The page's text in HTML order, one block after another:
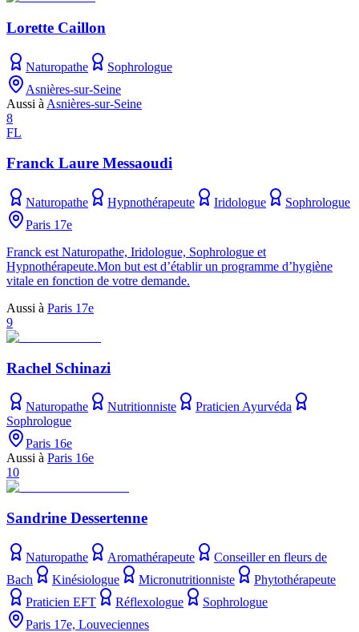
Lorette Caillon
Naturopathe
Sophrologue
Asnières-sur-Seine
Aussi à Asnières-sur-Seine
8
FL
Franck Laure Messaoudi
Naturopathe Hypnothérapeute Iridologue
Sophrologue
Paris 17e
Franck est Naturopathe, Iridologue, Sophrologue et
Hypnothérapeute.Mon but est d’établir un programme d’hygiène
vitale en fonction de votre demande.
Aussi à Paris 17e
9
Rachel Schinazi
Naturopathe Nutritionniste
Praticien Ayurvéda
Sophrologue
Paris 16e
Aussi à Paris 16e
10
Sandrine Dessertenne
Naturopathe Aromathérapeute
Conseiller en fleurs de
Bach
Kinésiologue Micronutritionniste
Phytothérapeute
Praticien EFT
Réflexologue
Sophrologue
Paris 17e, Louveciennes